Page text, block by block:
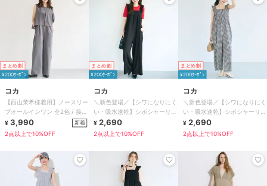
まとめ割
¥200ｸｰﾎﾟﾝ
コカ
【西山茉希様着用】ノースリー
ブオールインワン 全2色 / 接触
冷感・シワになりにくい
¥ 3,990 新着
2点以上で10%OFF
まとめ割
¥200ｸｰﾎﾟﾝ
コカ
＼新色登場／【シワになりにく
い・吸水速乾】シボシャーリン
グフリルオールインワン 全2色
¥ 2,690
2点以上で10%OFF
まとめ割
¥200ｸｰﾎﾟﾝ
コカ
＼新色登場／【シワになりにく
い・吸水速乾】シボシャーリン
グフリルオールインワン 全2色
¥ 2,690
2点以上で10%OFF